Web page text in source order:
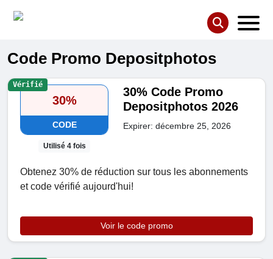
Code Promo Depositphotos
30%
CODE
Utilisé 4 fois
30% Code Promo
Depositphotos 2026
Expirer: décembre 25, 2026
Obtenez 30% de réduction sur tous les abonnements
et code vérifié aujourd'hui!
Voir le code promo
Vérifié